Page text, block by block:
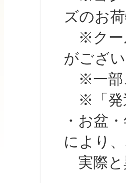
ズのお
※クール
がござい
※一部、
※「発送
・お盆・
により
実際と